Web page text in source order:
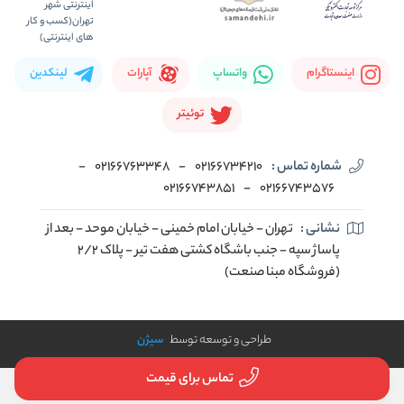
تماس برای قیمت
اینستاگرام واتساپ آپارات لینکدین
توئیتر
شماره تماس : 02166734210
-
02166763348
-
02166743576
-
02166743851
نشانی : تهران - خیابان امام خمینی - خیابان موحد - بعد از
پاساژ سپه - جنب باشگاه کشتی هفت تیر - پلاک 2/2
(فروشگاه مبنا صنعت)
طراحی و توسعه توسط سیژن